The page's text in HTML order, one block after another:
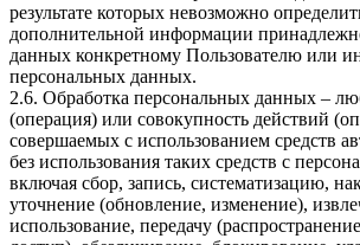
результате которых невозможно
дополнительной информации
данных конкретному Пользователю или
персональных данных.
2.6. Обработка персональных данных –
(операция) или совокупность действий
совершаемых с использованием средств
без использования таких средств с
включая сбор, запись, систематизацию,
уточнение (обновление, изменение),
использование, передачу